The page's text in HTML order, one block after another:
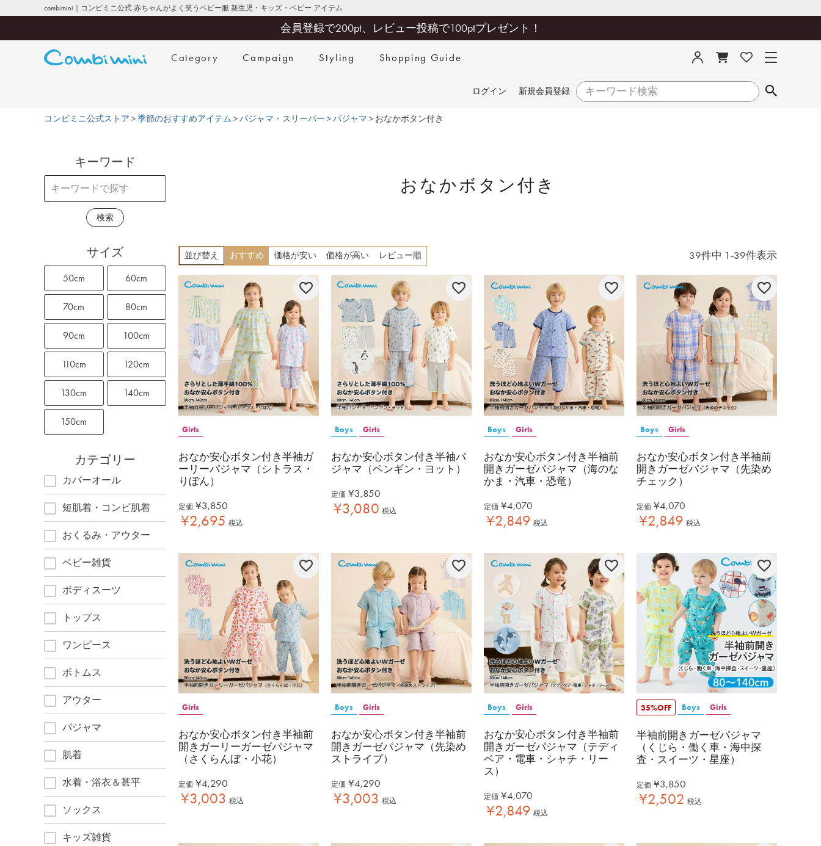
combimini｜コンビミニ公式 赤ちゃんがよく笑うベビー服 新生児・キッズ・ベビー アイテム
会員登録で200pt、レビュー投稿で100ptプレゼント！
Category Campaign Styling Shopping Guide
ログイン 新規会員登録
検索
コンビミニ公式ストア 季節のおすすめアイテム パジャマ・スリーパー パジャマ おなかボタン付き
キーワード
検索
サイズ
50cm 60cm
70cm 80cm
90cm 100cm
110cm 120cm
130cm 140cm
150cm
カテゴリー
カバーオール
短肌着・コンビ肌着
おくるみ・アウター
ベビー雑貨
ボディスーツ
トップス
ワンピース
ボトムス
アウター
パジャマ
肌着
水着・浴衣＆甚平
ソックス
キッズ雑貨
おなかボタン付き
並び替え おすすめ 価格が安い 価格が高い レビュー順 39件中 1 -39件表示
Girls
おなか安心ボタン付き半袖ガ
ーリーパジャマ（シトラス・
りぼん）
定価 ¥3,850
¥2,695 税込
Boys Girls
おなか安心ボタン付き半袖パ
ジャマ（ペンギン・ヨット）
定価 ¥3,850
¥3,080 税込
Boys Girls
おなか安心ボタン付き半袖前
開きガーゼパジャマ（海のな
かま・汽車・恐竜）
定価 ¥4,070
¥2,849 税込
Boys Girls
おなか安心ボタン付き半袖前
開きガーゼパジャマ（先染め
チェック）
定価 ¥4,070
¥2,849 税込
Girls
おなか安心ボタン付き半袖前
開きガーリーガーゼパジャマ
（さくらんぼ・小花）
定価 ¥4,290
¥3,003 税込
Boys Girls
おなか安心ボタン付き半袖前
開きガーゼパジャマ（先染め
ストライプ）
定価 ¥4,290
¥3,003 税込
Boys Girls
おなか安心ボタン付き半袖前
開きガーゼパジャマ（テディ
ベア・電車・シャチ・リー
ス）
定価 ¥4,070
¥2,849 税込
35%OFF Boys Girls
半袖前開きガーゼパジャマ
（くじら・働く車・海中探
査・スイーツ・星座）
定価 ¥3,850
¥2,502 税込